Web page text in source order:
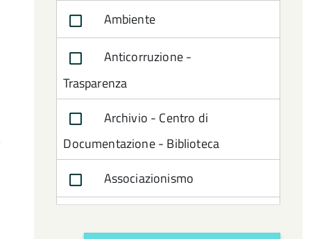
Ambiente
Anticorruzione -
Trasparenza
Archivio - Centro di
Documentazione - Biblioteca
Associazionismo